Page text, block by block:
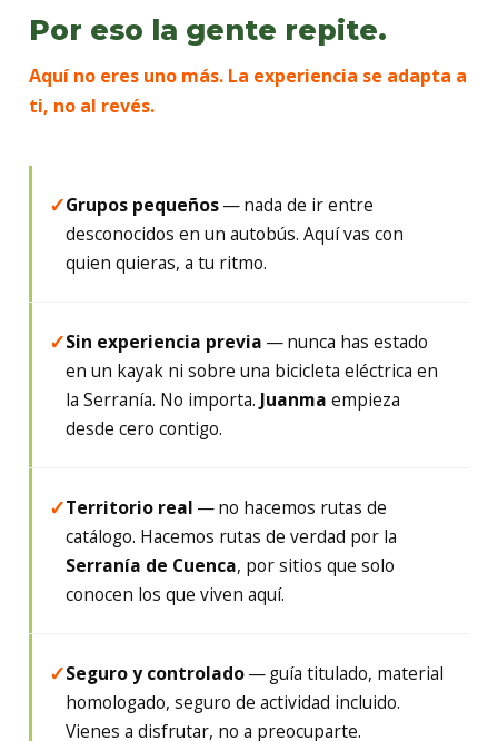
Por eso la gente repite.
Aquí no eres uno más. La experiencia se adapta a
ti, no al revés.
✓Grupos pequeños— nada de ir entre
desconocidos en un autobús. Aquí vas con
quien quieras, a tu ritmo.
✓Sin experiencia previa — nunca has estado
en un kayak ni sobre una bicicleta eléctrica en
la Serranía. No importa. Juanma empieza
desde cero contigo.
✓Territorio real — no hacemos rutas de
catálogo. Hacemos rutas de verdad por la
Serranía de Cuenca, por sitios que solo
conocen los que viven aquí.
✓Seguro y controlado— guía titulado, material
homologado, seguro de actividad incluido.
Vienes a disfrutar, no a preocuparte.